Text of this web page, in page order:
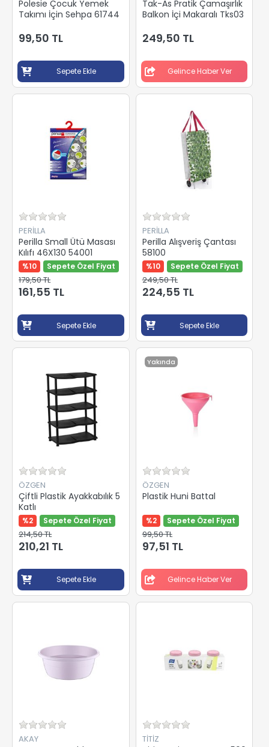
Polesie Çocuk Yemek
Takımı İçin Sehpa 61744
99,50 TL
Sepete Ekle
Tak-As Pratik Çamaşırlık
Balkon İçi Makaralı Tks03
249,50 TL
Gelince Haber Ver
PERİLLA
Perilla Small Ütü Masası
Kılıfı 46X130 54001
%10 Sepete Özel Fiyat
179,50 TL
161,55 TL
Sepete Ekle
PERİLLA
Perilla Alışveriş Çantası
58100
%10 Sepete Özel Fiyat
249,50 TL
224,55 TL
Sepete Ekle
ÖZGEN
Çiftli Plastik Ayakkabılık 5
Katlı
%2 Sepete Özel Fiyat
214,50 TL
210,21 TL
Sepete Ekle
Yakında
ÖZGEN
Plastik Huni Battal
%2 Sepete Özel Fiyat
99,50 TL
97,51 TL
Gelince Haber Ver
AKAY TİTİZ